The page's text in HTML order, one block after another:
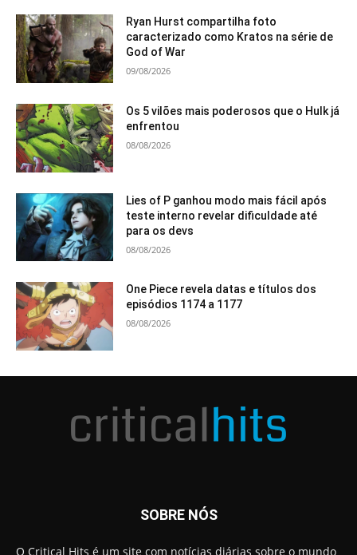
Ryan Hurst compartilha foto
caracterizado como Kratos na série de
God of War
09/08/2026
Os 5 vilões mais poderosos que o Hulk já
enfrentou
08/08/2026
Lies of P ganhou modo mais fácil após
teste interno revelar dificuldade até
para os devs
08/08/2026
One Piece revela datas e títulos dos
episódios 1174 a 1177
08/08/2026
SOBRE NÓS
O Critical Hits é um site com notícias diárias sobre o mundo